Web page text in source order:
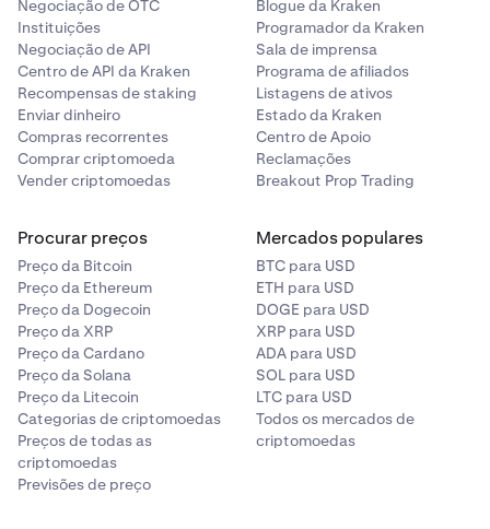
4
Associe a sua conta bancária seguindo o processo
de vinculação da Plaid. Só terá de realizar esta etapa
na primeira vez.
4
Será direcionado para associar a sua conta bancária
via Plaid. Siga as instruções no seu ecrã.
5 E já está! A sua compra recorrente será ativada.
Negociação de OTC
Instituições
Negociação de API
Centro de API da Kraken
Recompensas de staking
Enviar dinheiro
Compras recorrentes
Comprar criptomoeda
Vender criptomoedas
Blogue da Kraken
Programador da Kraken
Sala de imprensa
Programa de afiliados
Listagens de ativos
Estado da Kraken
Centro de Apoio
Reclamações
Breakout Prop Trading
Procurar preços
Preço da Bitcoin
Preço da Ethereum
Preço da Dogecoin
Preço da XRP
Preço da Cardano
Preço da Solana
Preço da Litecoin
Categorias de criptomoedas
Preços de todas as
criptomoedas
Previsões de preço
Mercados populares
BTC para USD
ETH para USD
DOGE para USD
XRP para USD
ADA para USD
SOL para USD
LTC para USD
Todos os mercados de
criptomoedas